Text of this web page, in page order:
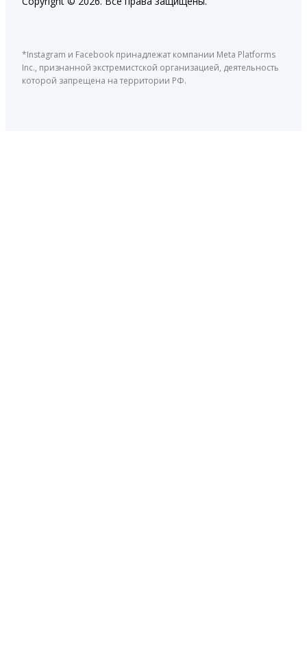
*Instagram и Facebook принадлежат компании Meta Platforms
Inc., признанной экстремистской организацией, деятельность
которой запрещена на территории РФ.